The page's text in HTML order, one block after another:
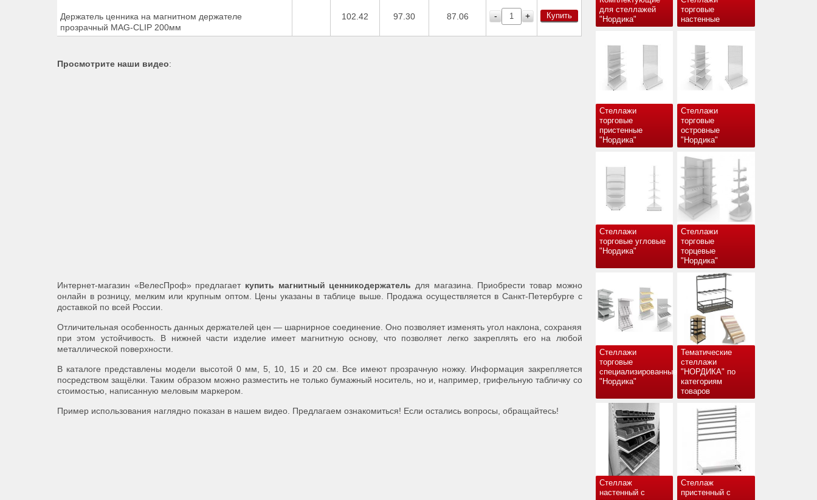
для стеллажей
"Нордика"
торговые
настенные
Стеллажи
торговые
пристенные
"Нордика"
Стеллажи
торговые
островные
"Нордика"
Стеллажи
торговые угловые
"Нордика"
Стеллажи
торговые
торцевые
"Нордика"
Стеллажи
торговые
специализированные
"Нордика"
Тематические
стеллажи
"НОРДИКА" по
категориям
товаров
Стеллаж
настенный с
Стеллаж
пристенный с
Держатель ценника на магнитном держателе
прозрачный MAG-CLIP 200мм
102.42 97.30 87.06 - + Купить
Просмотрите наши видео:
Интернет-магазин «ВелесПроф» предлагает купить магнитный ценникодержатель для магазина. Приобрести товар можно
онлайн в розницу, мелким или крупным оптом. Цены указаны в таблице выше. Продажа осуществляется в Санкт-Петербурге с
доставкой по всей России.
Отличительная особенность данных держателей цен — шарнирное соединение. Оно позволяет изменять угол наклона, сохраняя
при этом устойчивость. В нижней части изделие имеет магнитную основу, что позволяет легко закреплять его на любой
металлической поверхности.
В каталоге представлены модели высотой 0 мм, 5, 10, 15 и 20 см. Все имеют прозрачную ножку. Информация закрепляется
посредством защёлки. Таким образом можно разместить не только бумажный носитель, но и, например, грифельную табличку со
стоимостью, написанную меловым маркером.
Пример использования наглядно показан в нашем видео. Предлагаем ознакомиться! Если остались вопросы, обращайтесь!